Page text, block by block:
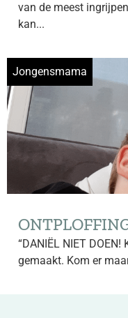
van de meest
kan...
Jongensmama
“DANIËL NIET
gemaakt. Kom er